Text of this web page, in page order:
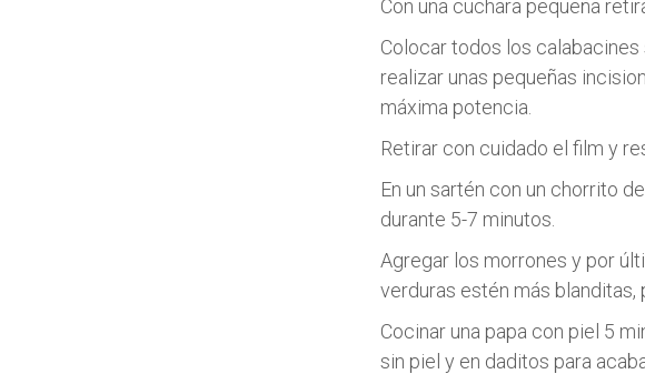
Con una cuchara pequeña
Colocar todos los
realizar unas pequeñas
máxima potencia.
Retirar con cuidado el film y
En un sartén con un chorrito
durante 5-7 minutos.
Agregar los morrones y por
verduras estén más blanditas,
Cocinar una papa con piel 5
sin piel y en daditos para